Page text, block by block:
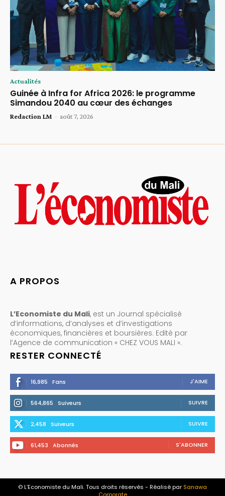
Actualités
Guinée à Infra for Africa 2026: le programme
Simandou 2040 au cœur des échanges
Redaction LM - août 7, 2026
A PROPOS
L’Economiste du Mali, est un Journal spécialisé
d’informations, d’analyses et d’investigations
économiques, financières et boursières. Edité par
l’Agence de communication « CHEZ VOUS MALI ».
RESTER CONNECTÉ
16,985 Fans J'AIME
564,865 Suiveurs SUIVRE
2,458 Suiveurs SUIVRE
61,453 Abonnés S'ABONNER
© L’Economiste du Mali. Tous droits réservés - Réalisé par Sanawa
Corporate